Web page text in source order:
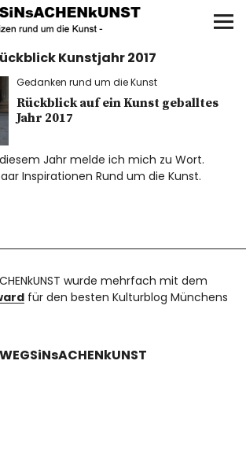
IN SACHEN
P
Kunstjahr 2017
Gedanken rund um die Kunst
Rückblick auf ein Kunst geballtes
Jahr 2017
Jahr melde ich mich zu Wort.
Inspirationen Rund um die Kunst.
wurde mehrfach mit dem
für den besten Kulturblog Münchens